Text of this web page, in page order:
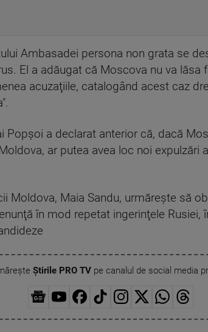
Ambasadei persona non grata se
El a adăugat că Moscova nu va lăsa
acuzaţiile, catalogând acest caz
Popşoi a declarat anterior că, dacă
ar putea avea loc noi
Moldova, Maia Sandu, urmăreşte să
în mod repetat ingerinţele
Știrile PRO TVpe canalul de social media